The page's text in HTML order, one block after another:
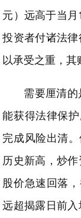
元）远高于当
投资者付诸法
以承受之重，其
需要厘清
能获得法律保
完成风险出清
历史新高，炒
股价急速回落
远超揭露日前